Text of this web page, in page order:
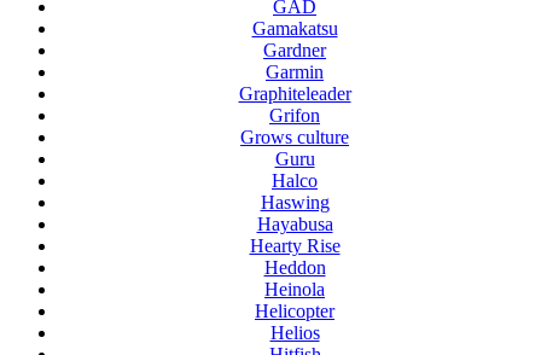
GAD
Gamakatsu
Gardner
Garmin
Graphiteleader
Grifon
Grows culture
Guru
Halco
Haswing
Hayabusa
Hearty Rise
Heddon
Heinola
Helicopter
Helios